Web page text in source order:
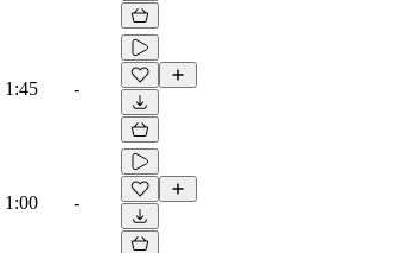
1:45 -
1:00 -